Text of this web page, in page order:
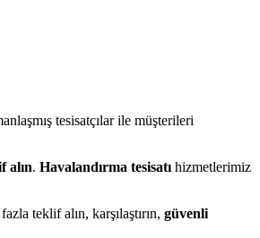
tesisatçılar ile müşterileri
alın. Havalandırma tesisatı hizmetlerimiz
teklif alın, karşılaştırın, güvenli